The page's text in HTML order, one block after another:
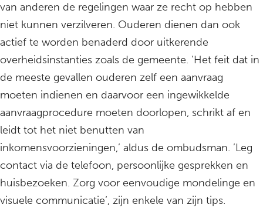
van anderen de regelingen waar ze recht op hebben
niet kunnen verzilveren. Ouderen dienen dan ook
actief te worden benaderd door uitkerende
overheidsinstanties zoals de gemeente. ’Het feit dat in
de meeste gevallen ouderen zelf een aanvraag
moeten indienen en daarvoor een ingewikkelde
aanvraagprocedure moeten doorlopen, schrikt af en
leidt tot het niet benutten van
inkomensvoorzieningen,’ aldus de ombudsman. ’Leg
contact via de telefoon, persoonlijke gesprekken en
huisbezoeken. Zorg voor eenvoudige mondelinge en
visuele communicatie’, zijn enkele van zijn tips.